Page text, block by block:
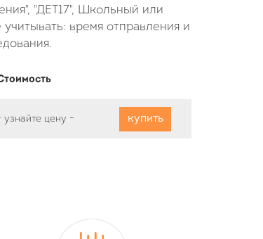
"ДЕТ17", Школьный или
время отправления и
узнайте цену - купить